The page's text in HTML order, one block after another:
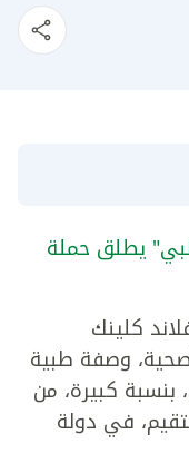
يطلق حملة
كلينك
وصفة طبية
كبيرة، من
في دولة